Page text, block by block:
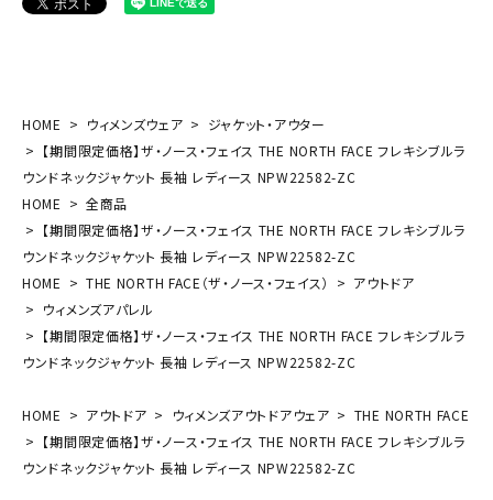
HOME ウィメンズウェア
ジャケット・アウター
【期間限定価格】ザ・ノース・フェイス THE NORTH FACE フレキシブルラ
ウンドネックジャケット 長袖 レディース NPW22582-ZC
HOME
全商品
【期間限定価格】ザ・ノース・フェイス THE NORTH FACE フレキシブルラ
ウンドネックジャケット 長袖 レディース NPW22582-ZC
HOME
THE NORTH FACE（ザ・ノース・フェイス）
アウトドア
ウィメンズアパレル
【期間限定価格】ザ・ノース・フェイス THE NORTH FACE フレキシブルラ
ウンドネックジャケット 長袖 レディース NPW22582-ZC
HOME アウトドア ウィメンズアウトドアウェア
THE NORTH FACE
【期間限定価格】ザ・ノース・フェイス THE NORTH FACE フレキシブルラ
ウンドネックジャケット 長袖 レディース NPW22582-ZC